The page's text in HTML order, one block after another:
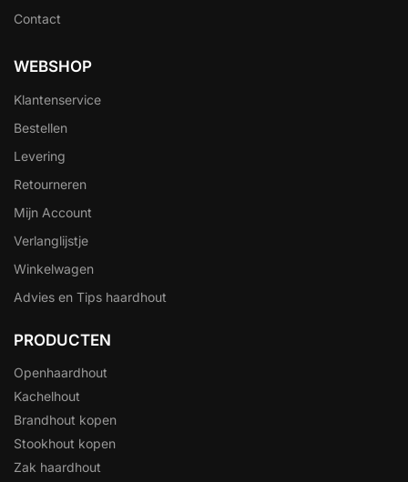
Contact
WEBSHOP
Klantenservice
Bestellen
Levering
Retourneren
Mijn Account
Verlanglijstje
Winkelwagen
Advies en Tips haardhout
PRODUCTEN
Openhaardhout
Kachelhout
Brandhout kopen
Stookhout kopen
Zak haardhout